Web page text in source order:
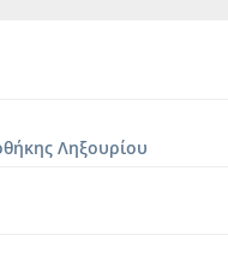
Ληξουρίου